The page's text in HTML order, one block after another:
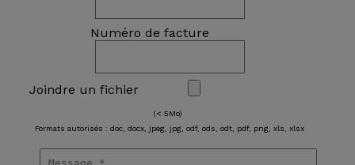
Numéro de facture
Joindre un fichier
(< 5Mo)
Formats autorisés : doc, docx, jpeg, jpg, odf, ods, odt, pdf, png, xls, xlsx